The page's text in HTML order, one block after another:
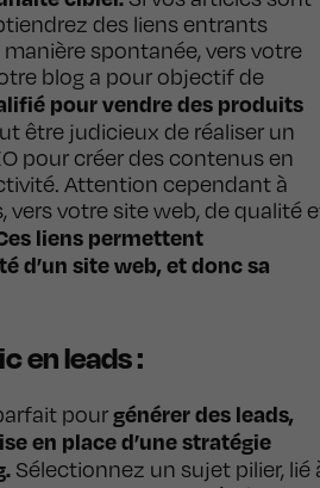
des liens entrants
spontanée, vers votre
blog a pour objectif de
pour vendre des produits
être judicieux de réaliser un
pour créer des contenus en
Attention cependant à
vers votre site web, de qualité
liens permettent
d’un site web, et donc sa
en leads :
pourgénérer des leads,
en place d’une stratégie
Sélectionnez un sujet pilier, lié